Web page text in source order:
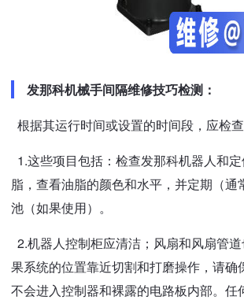
发那科机械手间隔维修技巧检测：
根据其运行时间或设置的时间段，应检查
1.这些项目包括：检查发那科机器人和
脂，查看油脂的颜色和水平，并定期（通
池（如果使用）。
2.机器人控制柜应清洁；风扇和风扇管
果系统的位置靠近切割和打磨操作，请确
不会进入控制器和裸露的电路板内部。任